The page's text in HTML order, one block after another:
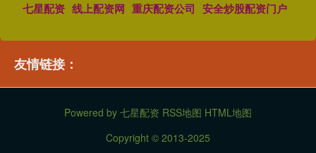
七星配资 线上配资网 重庆配资公司 安全炒股配资门户
友情链接：
Powered by 七星配资 RSS地图 HTML地图
Copyright © 2013-2025